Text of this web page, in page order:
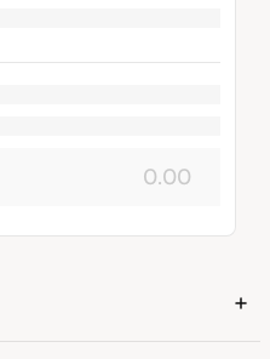
0.00